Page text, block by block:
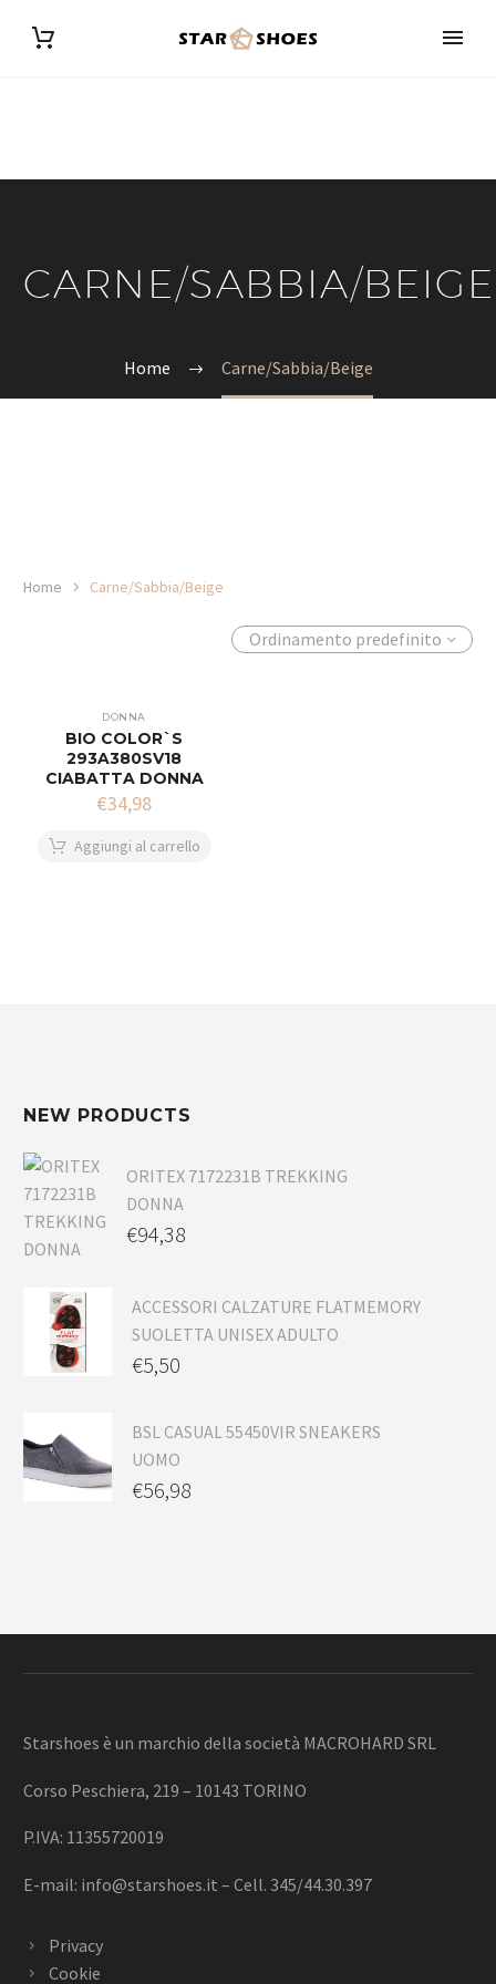
CARNE/SABBIA/BEIGE
Home Carne/Sabbia/Beige
Home Carne/Sabbia/Beige
Ordinamento predefinito
DONNA
BIO COLOR`S
293A380SV18
CIABATTA DONNA
€34,98
Aggiungi al carrello
NEW PRODUCTS
ORITEX 7172231B TREKKING
DONNA
€94,38
ACCESSORI CALZATURE FLATMEMORY
SUOLETTA UNISEX ADULTO
€5,50
BSL CASUAL 55450VIR SNEAKERS
UOMO
€56,98
Starshoes è un marchio della società MACROHARD SRL
Corso Peschiera, 219 – 10143 TORINO
P.IVA: 11355720019
E-mail: info@starshoes.it – Cell. 345/44.30.397
Privacy
Cookie